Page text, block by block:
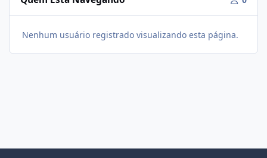
Nenhum usuário registrado visualizando esta página.